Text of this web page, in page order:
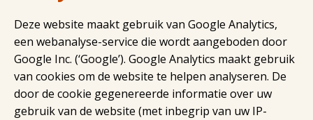
Deze website maakt gebruik van Google Analytics,
een webanalyse-service die wordt aangeboden door
Google Inc. (‘Google’). Google Analytics maakt gebruik
van cookies om de website te helpen analyseren. De
door de cookie gegenereerde informatie over uw
gebruik van de website (met inbegrip van uw IP-